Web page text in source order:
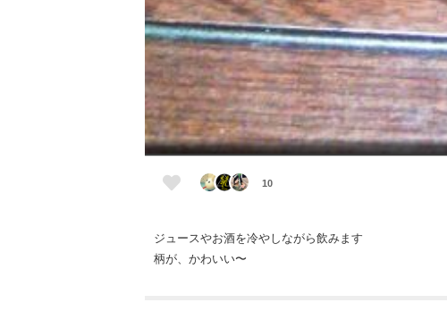
10
ジュースやお酒を冷やしながら飲みます
柄が、かわいい〜